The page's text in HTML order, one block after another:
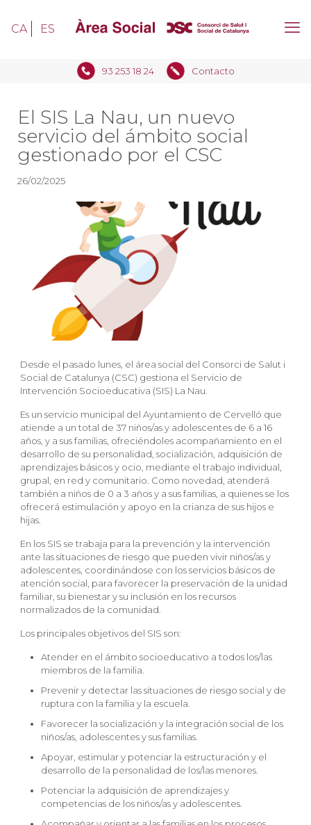
93 253 18 24 Contacto
CA ES
El SIS La Nau, un nuevo
servicio del ámbito social
gestionado por el CSC
26/02/2025
Desde el pasado lunes, el área social del Consorci de Salut i
Social de Catalunya (CSC) gestiona el Servicio de
Intervención Socioeducativa (SIS) La Nau.
Es un servicio municipal del Ayuntamiento de Cervelló que
atiende a un total de 37 niños/as y adolescentes de 6 a 16
años, y a sus familias, ofreciéndoles acompañamiento en el
desarrollo de su personalidad, socialización, adquisición de
aprendizajes básicos y ocio, mediante el trabajo individual,
grupal, en red y comunitario. Como novedad, atenderá
también a niños de 0 a 3 años y a sus familias, a quienes se los
ofrecerá estimulación y apoyo en la crianza de sus hijos e
hijas.
En los SIS se trabaja para la prevención y la intervención
ante las situaciones de riesgo que pueden vivir niños/as y
adolescentes, coordinándose con los servicios básicos de
atención social, para favorecer la preservación de la unidad
familiar, su bienestar y su inclusión en los recursos
normalizados de la comunidad.
Los principales objetivos del SIS son:
Atender en el ámbito socioeducativo a todos los/las
miembros de la familia.
Prevenir y detectar las situaciones de riesgo social y de
ruptura con la familia y la escuela.
Favorecer la socialización y la integración social de los
niños/as, adolescentes y sus familias.
Apoyar, estimular y potenciar la estructuración y el
desarrollo de la personalidad de los/las menores.
Potenciar la adquisición de aprendizajes y
competencias de los niños/as y adolescentes.